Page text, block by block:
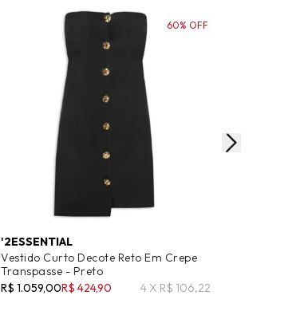
'2ESSENTIAL
Vestido Curto Decote Reto Em Crepe
Transpasse - Preto
R$ 1.059,00R$ 424,90 4 X R$ 106,22
60% OFF